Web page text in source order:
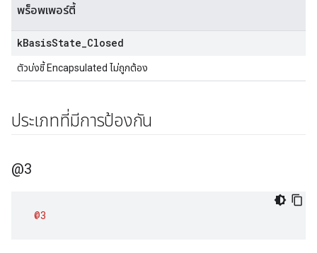
พร็อพเพอร์ตี้
kBasisState Closed
ตัวบ่งชี้ Encapsulated ไม่ถูกต้อง
ประเภทที่มีการป้องกัน
@3
@3